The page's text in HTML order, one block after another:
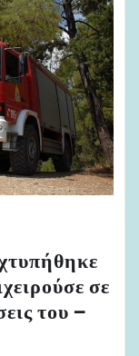
σε
του –